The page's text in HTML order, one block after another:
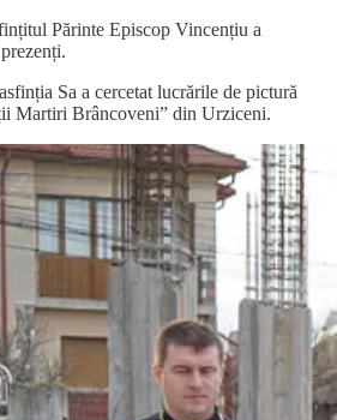
Părinte Episcop Vincențiu a
Sa a cercetat lucrările de pictură
Martiri Brâncoveni” din Urziceni.